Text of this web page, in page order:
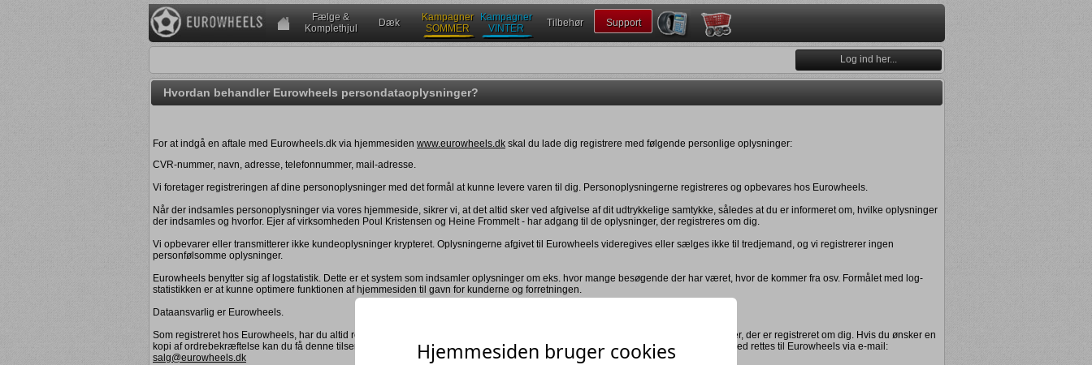
Fælge &
Komplethjul
Dæk
Kampagner
SOMMER
Kampagner
VINTER
Tilbehør Support
Log ind her...
Hvordan behandler Eurowheels persondataoplysninger?
For at indgå en aftale med Eurowheels.dk via hjemmesiden www.eurowheels.dk skal du lade dig registrere med følgende personlige oplysninger:
CVR-nummer, navn, adresse, telefonnummer, mail-adresse.
Vi foretager registreringen af dine personoplysninger med det formål at kunne levere varen til dig. Personoplysningerne registreres og opbevares hos Eurowheels.
Når der indsamles personoplysninger via vores hjemmeside, sikrer vi, at det altid sker ved afgivelse af dit udtrykkelige samtykke, således at du er informeret om, hvilke oplysninger
der indsamles og hvorfor. Ejer af virksomheden Poul Kristensen og Heine Frommelt - har adgang til de oplysninger, der registreres om dig.
Vi opbevarer eller transmitterer ikke kundeoplysninger krypteret. Oplysningerne afgivet til Eurowheels videregives eller sælges ikke til tredjemand, og vi registrerer ingen
personfølsomme oplysninger.
Eurowheels benytter sig af logstatistik. Dette er et system som indsamler oplysninger om eks. hvor mange besøgende der har været, hvor de kommer fra osv. Formålet med log-
statistikken er at kunne optimere funktionen af hjemmesiden til gavn for kunderne og forretningen.
Dataansvarlig er Eurowheels.
Som registreret hos Eurowheels, har du altid ret til at gøre indsigelse mod registreringen. Du har også ret til indsigt i hvilke oplysninger, der er registreret om dig. Hvis du ønsker en
kopi af ordrebekræftelse kan du få denne tilsendt. Disse rettigheder har du efter persondataloven, og henvendelse i forbindelse hermed rettes til Eurowheels via e-mail:
salg@eurowheels.dk
Hjemmesiden bruger cookies